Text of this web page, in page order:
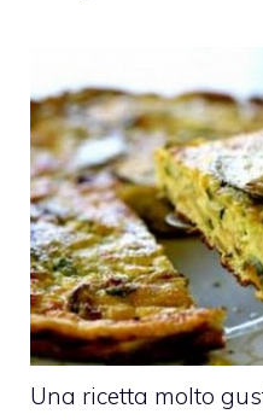
Una ricetta molto